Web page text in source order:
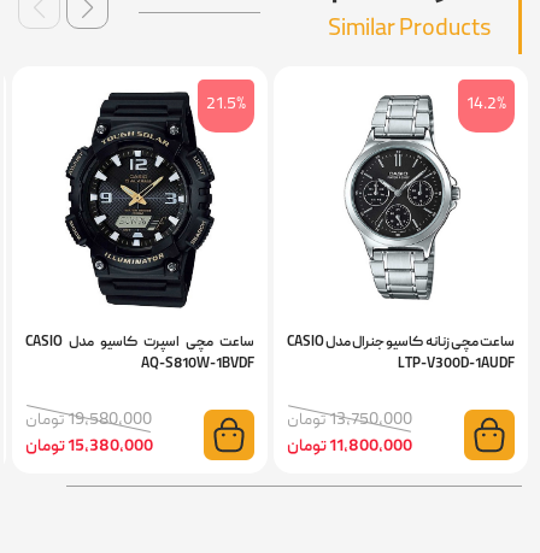
Similar Products
14.2%
ساعت مچی زنانه کاسیو جنرال مدل CASIO
LTP-V300D-
13,750,000 تومان
11,800,000 تومان
21.5%
ساعت مچی اسپرت کاسیو مدل CASIO
AQ-S810W-1BVDF
19,580,000 تومان
15,380,000 تومان